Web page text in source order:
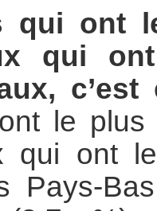
qui ont
qui
le plus
qui ont
Pays-